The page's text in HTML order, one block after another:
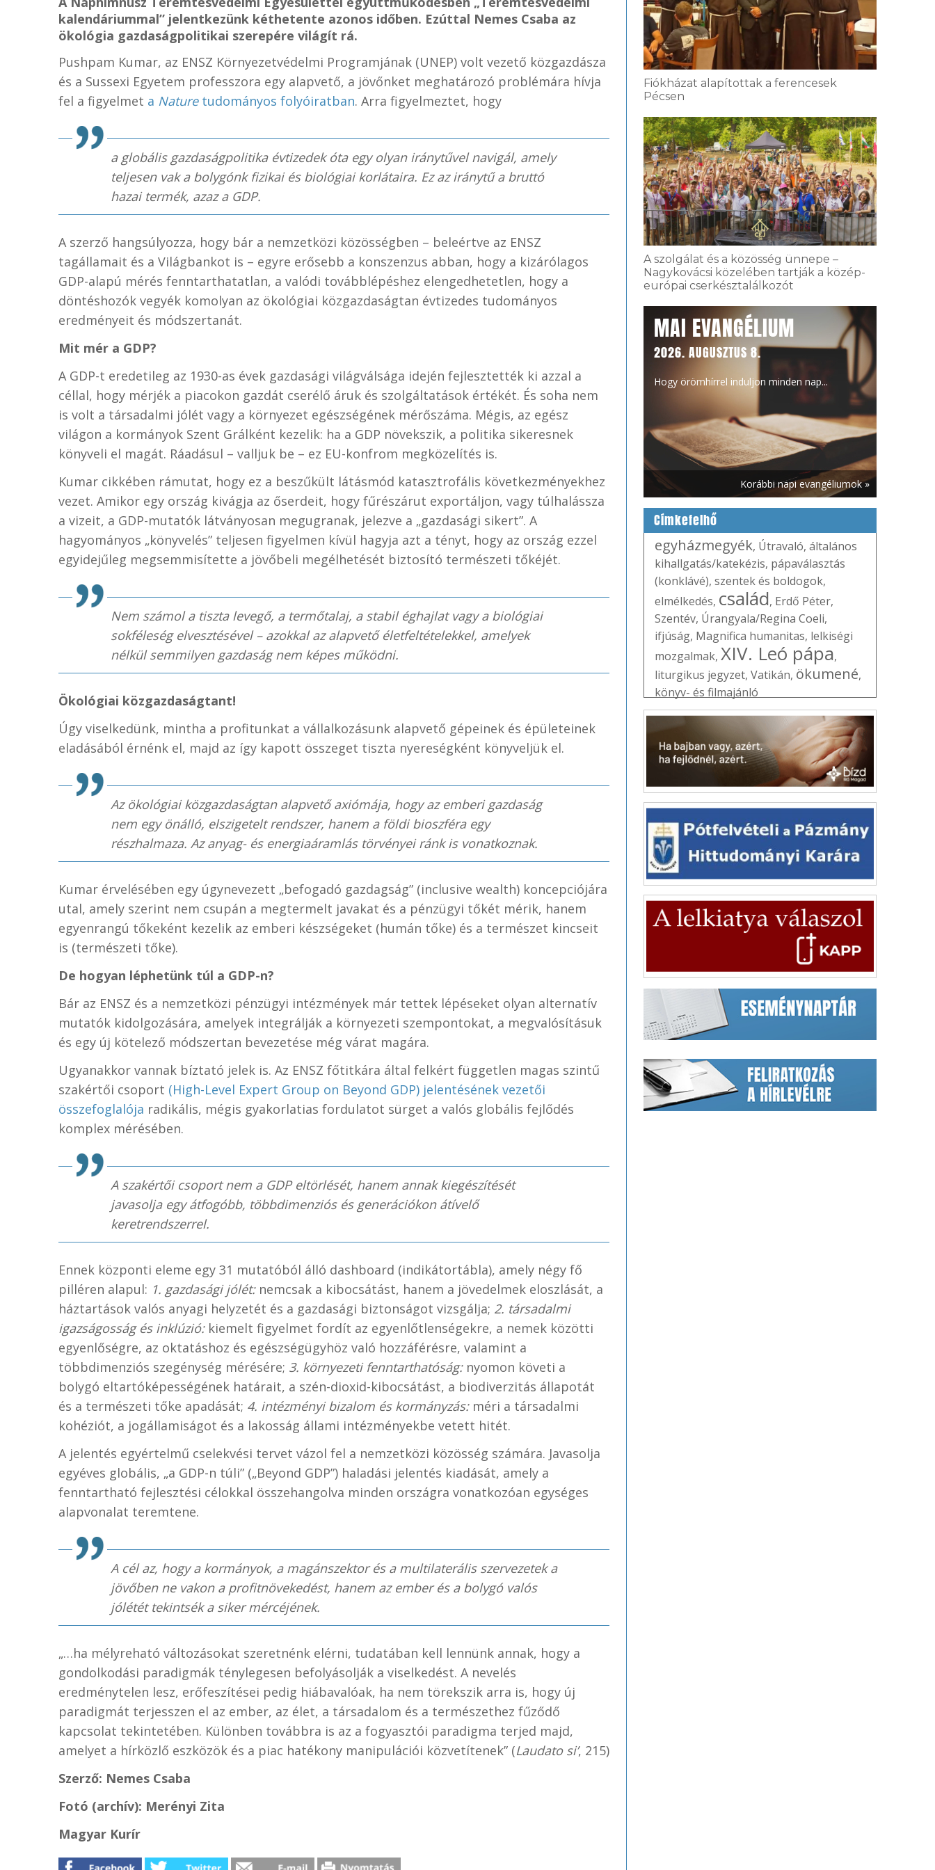
kalendáriummal” jelentkezünk kéthetente azonos időben. Ezúttal Nemes Csaba az
ökológia gazdaságpolitikai szerepére világít rá.
Pushpam Kumar, az ENSZ Környezetvédelmi Programjának (UNEP) volt vezető közgazdásza
és a Sussexi Egyetem professzora egy alapvető, a jövőnket meghatározó problémára hívja
fel a figyelmet a Naturetudományos folyóiratban. Arra figyelmeztet, hogy
a globális gazdaságpolitika évtizedek óta egy olyan iránytűvel navigál, amely
teljesen vak a bolygónk fizikai és biológiai korlátaira. Ez az iránytű a bruttó
hazai termék, azaz a GDP.
A szerző hangsúlyozza, hogy bár a nemzetközi közösségben – beleértve az ENSZ
tagállamait és a Világbankot is – egyre erősebb a konszenzus abban, hogy a kizárólagos
GDP-alapú mérés fenntarthatatlan, a valódi továbblépéshez elengedhetetlen, hogy a
döntéshozók vegyék komolyan az ökológiai közgazdaságtan évtizedes tudományos
eredményeit és módszertanát.
Mit mér a GDP?
A GDP-t eredetileg az 1930-as évek gazdasági világválsága idején fejlesztették ki azzal a
céllal, hogy mérjék a piacokon gazdát cserélő áruk és szolgáltatások értékét. És soha nem
is volt a társadalmi jólét vagy a környezet egészségének mérőszáma. Mégis, az egész
világon a kormányok Szent Grálként kezelik: ha a GDP növekszik, a politika sikeresnek
könyveli el magát. Ráadásul – valljuk be – ez EU-konfrom megközelítés is.
Kumar cikkében rámutat, hogy ez a beszűkült látásmód katasztrofális következményekhez
vezet. Amikor egy ország kivágja az őserdeit, hogy fűrészárut exportáljon, vagy túlhalássza
a vizeit, a GDP-mutatók látványosan megugranak, jelezve a „gazdasági sikert”. A
hagyományos „könyvelés” teljesen figyelmen kívül hagyja azt a tényt, hogy az ország ezzel
egyidejűleg megsemmisítette a jövőbeli megélhetését biztosító természeti tőkéjét.
Nem számol a tiszta levegő, a termőtalaj, a stabil éghajlat vagy a biológiai
sokféleség elvesztésével – azokkal az alapvető életfeltételekkel, amelyek
nélkül semmilyen gazdaság nem képes működni.
Ökológiai közgazdaságtant!
Úgy viselkedünk, mintha a profitunkat a vállalkozásunk alapvető gépeinek és épületeinek
eladásából érnénk el, majd az így kapott összeget tiszta nyereségként könyveljük el.
Az ökológiai közgazdaságtan alapvető axiómája, hogy az emberi gazdaság
nem egy önálló, elszigetelt rendszer, hanem a földi bioszféra egy
részhalmaza. Az anyag- és energiaáramlás törvényei ránk is vonatkoznak.
Kumar érvelésében egy úgynevezett „befogadó gazdagság” (inclusive wealth) koncepciójára
utal, amely szerint nem csupán a megtermelt javakat és a pénzügyi tőkét mérik, hanem
egyenrangú tőkeként kezelik az emberi készségeket (humán tőke) és a természet kincseit
is (természeti tőke).
De hogyan léphetünk túl a GDP-n?
Bár az ENSZ és a nemzetközi pénzügyi intézmények már tettek lépéseket olyan alternatív
mutatók kidolgozására, amelyek integrálják a környezeti szempontokat, a megvalósításuk
és egy új kötelező módszertan bevezetése még várat magára.
Ugyanakkor vannak bíztató jelek is. Az ENSZ főtitkára által felkért független magas szintű
szakértői csoport (High-Level Expert Group on Beyond GDP) jelentésének vezetői
összefoglalója radikális, mégis gyakorlatias fordulatot sürget a valós globális fejlődés
komplex mérésében.
A szakértői csoport nem a GDP eltörlését, hanem annak kiegészítését
javasolja egy átfogóbb, többdimenziós és generációkon átívelő
keretrendszerrel.
Ennek központi eleme egy 31 mutatóból álló dashboard (indikátortábla), amely négy fő
pilléren alapul: 1. gazdasági jólét:nemcsak a kibocsátást, hanem a jövedelmek eloszlását, a
háztartások valós anyagi helyzetét és a gazdasági biztonságot vizsgálja; 2. társadalmi
igazságosság és inklúzió:kiemelt figyelmet fordít az egyenlőtlenségekre, a nemek közötti
egyenlőségre, az oktatáshoz és egészségügyhöz való hozzáférésre, valamint a
többdimenziós szegénység mérésére; 3. környezeti fenntarthatóság:nyomon követi a
bolygó eltartóképességének határait, a szén-dioxid-kibocsátást, a biodiverzitás állapotát
és a természeti tőke apadását; 4. intézményi bizalom és kormányzás:méri a társadalmi
kohéziót, a jogállamiságot és a lakosság állami intézményekbe vetett hitét.
A jelentés egyértelmű cselekvési tervet vázol fel a nemzetközi közösség számára. Javasolja
egyéves globális, „a GDP-n túli” („Beyond GDP”) haladási jelentés kiadását, amely a
fenntartható fejlesztési célokkal összehangolva minden országra vonatkozóan egységes
alapvonalat teremtene.
A cél az, hogy a kormányok, a magánszektor és a multilaterális szervezetek a
jövőben ne vakon a profitnövekedést, hanem az ember és a bolygó valós
jólétét tekintsék a siker mércéjének.
„…ha mélyreható változásokat szeretnénk elérni, tudatában kell lennünk annak, hogy a
gondolkodási paradigmák ténylegesen befolyásolják a viselkedést. A nevelés
eredménytelen lesz, erőfeszítései pedig hiábavalóak, ha nem törekszik arra is, hogy új
paradigmát terjesszen el az ember, az élet, a társadalom és a természethez fűződő
kapcsolat tekintetében. Különben továbbra is az a fogyasztói paradigma terjed majd,
amelyet a hírközlő eszközök és a piac hatékony manipulációi közvetítenek” (Laudato si’, 215)
Szerző: Nemes Csaba
Fotó (archív): Merényi Zita
Magyar Kurír
Fiókházat alapítottak a ferencesek
Pécsen
A szolgálat és a közösség ünnepe –
Nagykovácsi közelében tartják a közép-
európai cserkésztalálkozót
MAI EVANGÉLIUM
2026. AUGUSZTUS 8.
Hogy örömhírrel induljon minden nap...
Korábbi napi evangéliumok »
Címkefelhő
egyházmegyék, Útravaló, általános
kihallgatás/katekézis, pápaválasztás
(konklávé), szentek és boldogok,
elmélkedés, család, Erdő Péter,
Szentév, Úrangyala/Regina Coeli,
ifjúság, Magnifica humanitas, lelkiségi
mozgalmak, XIV. Leó pápa,
liturgikus jegyzet, Vatikán, ökumené,
könyv- és filmajánló